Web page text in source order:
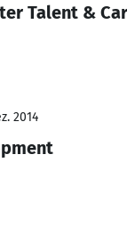
Talent &
2014